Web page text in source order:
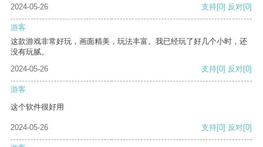
2024-05-26 支持[0] 反对[0]
游客
这款游戏非常好玩，画面精美，玩法丰富。我已经玩了好几个小时，还
没有玩腻。
2024-05-26
支持[0] 反对[0]
游客
这个软件很好用
2024-05-26 支持[0] 反对[0]